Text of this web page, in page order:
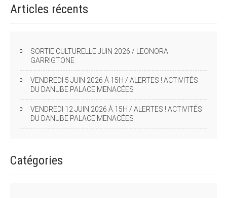
Articles récents
SORTIE CULTURELLE JUIN 2026 / LEONORA
GARRIGTONE
VENDREDI 5 JUIN 2026 À 15H / ALERTES ! ACTIVITÉS
DU DANUBE PALACE MENACÉES
VENDREDI 12 JUIN 2026 À 15H / ALERTES ! ACTIVITÉS
DU DANUBE PALACE MENACÉES
Catégories